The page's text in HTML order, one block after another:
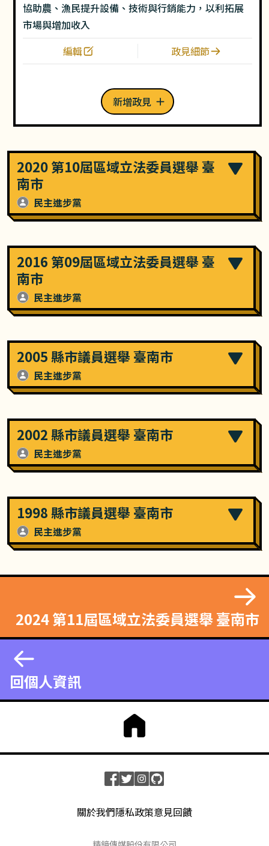
協助農、漁民提升設備、技術與行銷能力，以利拓展
市場與增加收入
編輯
政見細節
新增政見
2020 第10屆區域立法委員選舉 臺
南市
民主進步黨
2016 第09屆區域立法委員選舉 臺
南市
民主進步黨
2005 縣市議員選舉 臺南市
民主進步黨
2002 縣市議員選舉 臺南市
民主進步黨
1998 縣市議員選舉 臺南市
民主進步黨
回個人資訊
2024 第11屆區域立法委員選舉 臺南市
關於我們隱私政策意見回饋